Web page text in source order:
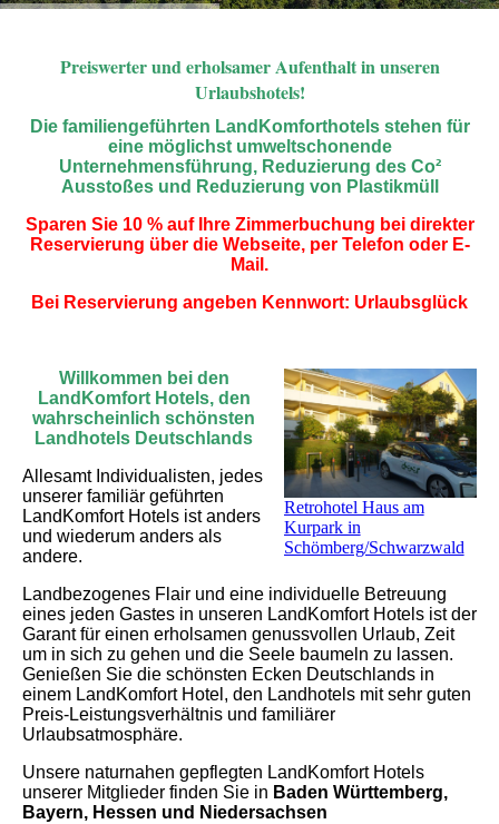
Preiswerter und erholsamer Aufenthalt in unseren
Urlaubshotels!
Die familiengeführten LandKomforthotels stehen für
eine möglichst umweltschonende
Unternehmensführung, Reduzierung des Co²
Ausstoßes und Reduzierung von Plastikmüll
Sparen Sie 10 % auf Ihre Zimmerbuchung bei direkter
Reservierung über die Webseite, per Telefon oder E-
Mail.
Bei Reservierung angeben Kennwort: Urlaubsglück
Retrohotel Haus am
Kurpark in
Schömberg/Schwarzwald
Willkommen bei den
LandKomfort Hotels, den
wahrscheinlich schönsten
Landhotels Deutschlands
Allesamt Individualisten, jedes
unserer familiär geführten
LandKomfort Hotels ist anders
und wiederum anders als
andere.
Landbezogenes Flair und eine individuelle Betreuung
eines jeden Gastes in unseren LandKomfort Hotels ist der
Garant für einen erholsamen genussvollen Urlaub, Zeit
um in sich zu gehen und die Seele baumeln zu lassen.
Genießen Sie die schönsten Ecken Deutschlands in
einem LandKomfort Hotel, den Landhotels mit sehr guten
Preis-Leistungsverhältnis und familiärer
Urlaubsatmosphäre.
Unsere naturnahen gepflegten LandKomfort Hotels
unserer Mitglieder finden Sie in Baden Württemberg,
Bayern, Hessen und Niedersachsen